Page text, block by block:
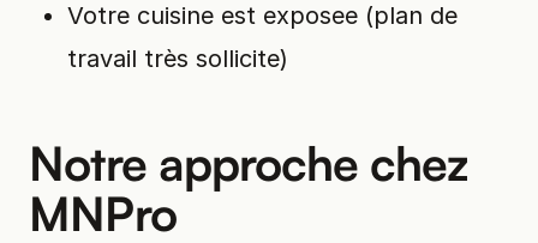
Votre cuisine est exposee (plan de
travail très sollicite)
Notre approche chez
MNPro